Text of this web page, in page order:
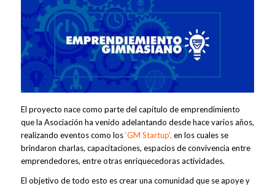
El proyecto nace como parte del capítulo de emprendimiento
que la Asociación ha venido adelantando desde hace varios años,
realizando eventos como los‘GM Startup’, en los cuales se
brindaron charlas, capacitaciones, espacios de convivencia entre
emprendedores, entre otras enriquecedoras actividades.
El objetivo de todo esto es crear una comunidad que se apoye y